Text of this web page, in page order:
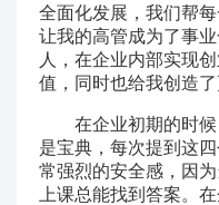
全面化发展，我们帮
让我的高管成为了事
人，在企业内部实现
值，同时也给我创造了
在企业初期的时
是宝典，每次提到这
常强烈的安全感，因
上课总能找到答案。